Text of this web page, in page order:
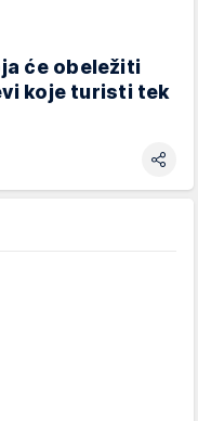
će obeležiti
koje turisti tek